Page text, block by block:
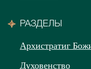
РАЗДЕЛЫ
Архистратиг
Духовенство